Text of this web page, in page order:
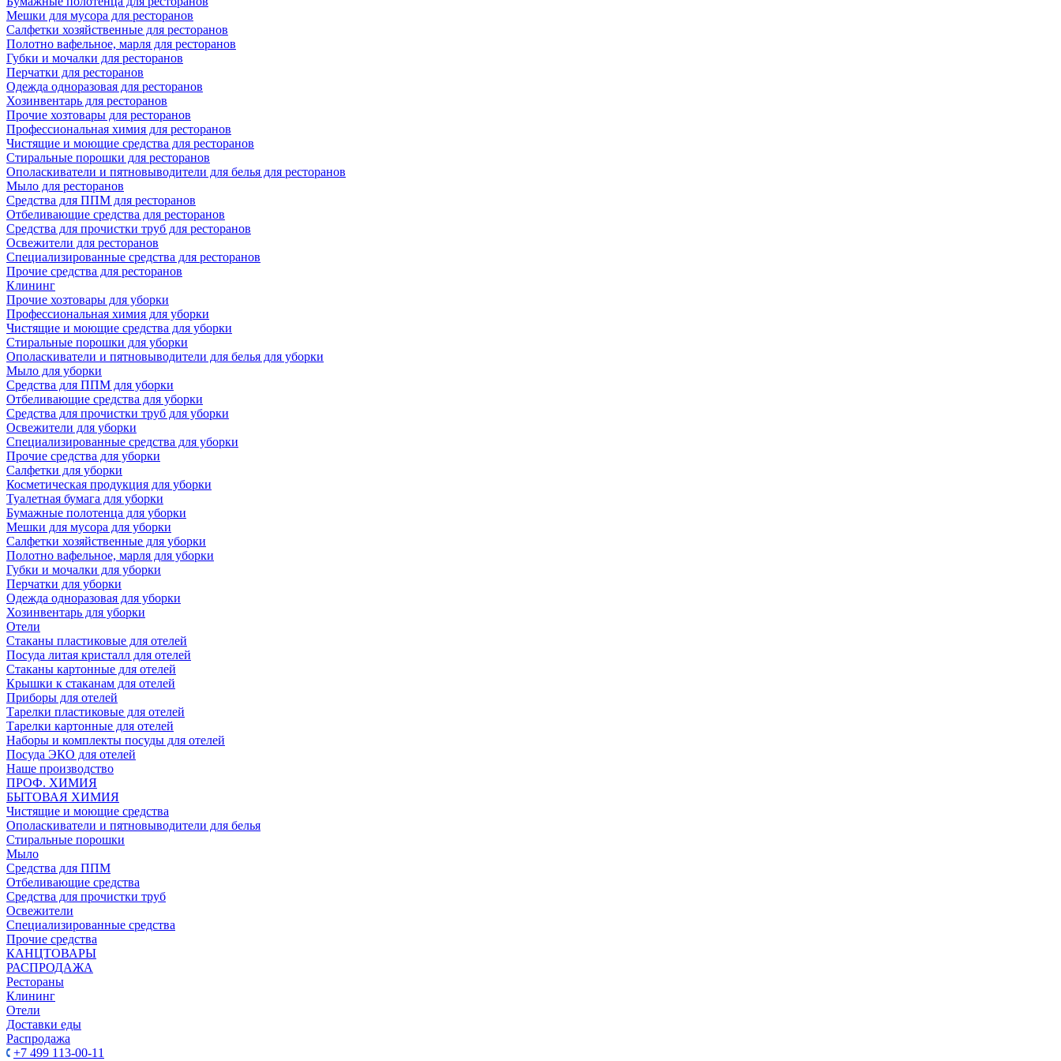
Мешки для мусора для ресторанов
Салфетки хозяйственные для ресторанов
Полотно вафельное, марля для ресторанов
Губки и мочалки для ресторанов
Перчатки для ресторанов
Одежда одноразовая для ресторанов
Хозинвентарь для ресторанов
Прочие хозтовары для ресторанов
Профессиональная химия для ресторанов
Чистящие и моющие средства для ресторанов
Стиральные порошки для ресторанов
Ополаскиватели и пятновыводители для белья для ресторанов
Мыло для ресторанов
Средства для ППМ для ресторанов
Отбеливающие средства для ресторанов
Средства для прочистки труб для ресторанов
Освежители для ресторанов
Специализированные средства для ресторанов
Прочие средства для ресторанов
Клининг
Прочие хозтовары для уборки
Профессиональная химия для уборки
Чистящие и моющие средства для уборки
Стиральные порошки для уборки
Ополаскиватели и пятновыводители для белья для уборки
Мыло для уборки
Средства для ППМ для уборки
Отбеливающие средства для уборки
Средства для прочистки труб для уборки
Освежители для уборки
Специализированные средства для уборки
Прочие средства для уборки
Салфетки для уборки
Косметическая продукция для уборки
Туалетная бумага для уборки
Бумажные полотенца для уборки
Мешки для мусора для уборки
Салфетки хозяйственные для уборки
Полотно вафельное, марля для уборки
Губки и мочалки для уборки
Перчатки для уборки
Одежда одноразовая для уборки
Хозинвентарь для уборки
Отели
Стаканы пластиковые для отелей
Посуда литая кристалл для отелей
Стаканы картонные для отелей
Крышки к стаканам для отелей
Приборы для отелей
Тарелки пластиковые для отелей
Тарелки картонные для отелей
Наборы и комплекты посуды для отелей
Посуда ЭКО для отелей
Наше производство
ПРОФ. ХИМИЯ
БЫТОВАЯ ХИМИЯ
Чистящие и моющие средства
Ополаскиватели и пятновыводители для белья
Стиральные порошки
Мыло
Средства для ППМ
Отбеливающие средства
Средства для прочистки труб
Освежители
Специализированные средства
Прочие средства
КАНЦТОВАРЫ
РАСПРОДАЖА
Рестораны
Клининг
Отели
Доставки еды
Распродажа
+7 499 113-00-11